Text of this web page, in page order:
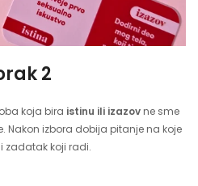
2
koja bira istinu ili izazov ne sme
Nakon izbora dobija pitanje na koje
zadatak koji radi.